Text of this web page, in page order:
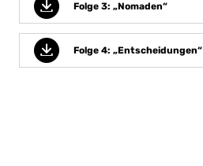
Folge 3: „Nomaden“
Folge 4: „Entscheidungen“